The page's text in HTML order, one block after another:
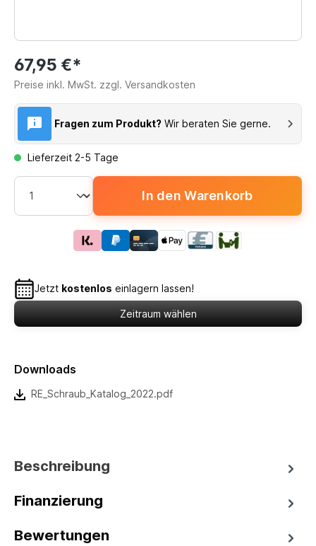
67,95 €*
Preise inkl. MwSt. zzgl. Versandkosten
Fragen zum Produkt? Wir beraten Sie gerne.
Lieferzeit 2-5 Tage
In den Warenkorb
Jetzt kostenlos einlagern lassen!
Zeitraum wählen
Downloads
RE_Schraub_Katalog_2022.pdf
Beschreibung
Finanzierung
Bewertungen